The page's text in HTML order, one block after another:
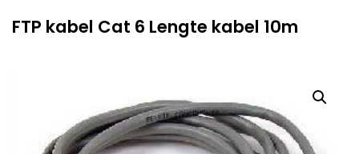
FTP kabel Cat 6 Lengte kabel 10m